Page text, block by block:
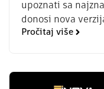
upoznati sa
donosi nova
Pročitaj više